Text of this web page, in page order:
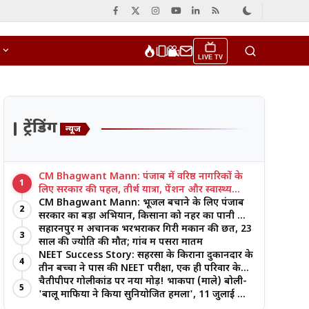
LIVE TV
ट्रेंडिंग न्यूज
1
CM Bhagwant Mann: पंजाब में वरिष्ठ नागरिकों के
लिए सरकार की पहल, तीर्थ यात्रा, पेंशन और स्वास्थ्य
सुविधाओं पर जोर
2
CM Bhagwant Mann: भूजल बचाने के लिए पंजाब
सरकार का बड़ा अभियान, किसानों को नहर का पानी और
आधुनिक खेती का मिल रहा लाभ
3
सहारनपुर में अचानक भरभराकर गिरी मकान की छत, 23
साल की ज्योति की मौत; गांव में पसरा मातम
4
NEET Success Story: सहरसा के किराना दुकानदार के
तीन बच्चों ने पास की NEET परीक्षा, एक ही परिवार के
तीन भाई-बहनों ने रचा इतिहास
5
चैतीपीपर गोलीकांड पर नया मोड़! भाकपा (माले) बोली-
'बालू माफिया ने किया सुनियोजित हमला', 11 जुलाई को